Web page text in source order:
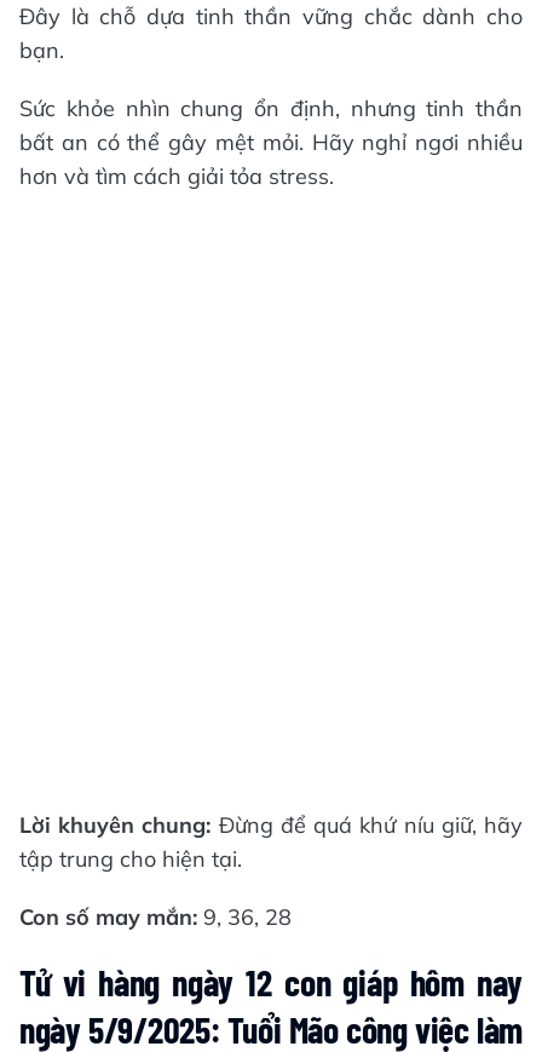
Đây là chỗ dựa tinh thần vững chắc dành cho
bạn.
Sức khỏe nhìn chung ổn định, nhưng tinh thần
bất an có thể gây mệt mỏi. Hãy nghỉ ngơi nhiều
hơn và tìm cách giải tỏa stress.
Lời khuyên chung: Đừng để quá khứ níu giữ, hãy
tập trung cho hiện tại.
Con số may mắn: 9, 36, 28
Tử vi hàng ngày 12 con giáp hôm nay
ngày 5/9/2025: Tuổi Mão công việc làm